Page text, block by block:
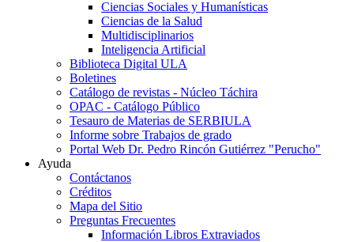
Ciencias Sociales y Humanísticas
Ciencias de la Salud
Multidisciplinarios
Inteligencia Artificial
Biblioteca Digital ULA
Boletines
Catálogo de revistas - Núcleo Táchira
OPAC - Catálogo Público
Tesauro de Materias de SERBIULA
Informe sobre Trabajos de grado
Portal Web Dr. Pedro Rincón Gutiérrez "Perucho"
Ayuda
Contáctanos
Créditos
Mapa del Sitio
Preguntas Frecuentes
Información Libros Extraviados